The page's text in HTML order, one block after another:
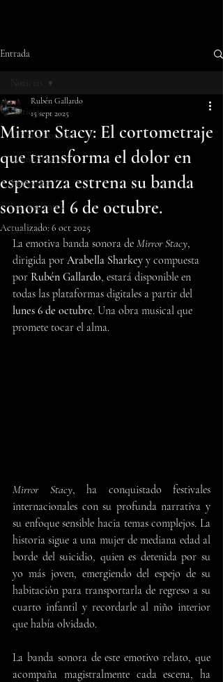
Entrada
Noticias
Últimas noticias
Home Studio
Entrevistas
Lanzamientos
Eventos
Noticias
Mirror Stacy: El cortometraje
que transforma el dolor en
esperanza estrena su banda
sonora el 6 de octubre.
Rubén Gallardo
15 sept 2025
Actualizado: 6 oct 2025
La emotiva banda sonora de Mirror Stacy,
dirigida por Arabella Sharkey y compuesta
por Rubén Gallardo, estará disponible en
todas las plataformas digitales a partir del
lunes 6 de octubre. Una obra musical que
promete tocar el alma.
Mirror Stacy, ha conquistado festivales
internacionales con su profunda narrativa y
su enfoque sensible hacia temas complejos. La
historia sigue a una mujer de mediana edad al
borde del suicidio, quien es detenida por su
yo más joven, emergiendo del espejo de su
habitación para transportarla de regreso a su
cuarto infantil y recordarle al niño interior
que había olvidado.
La banda sonora de este emotivo relato, que
acompaña magistralmente cada escena, ha